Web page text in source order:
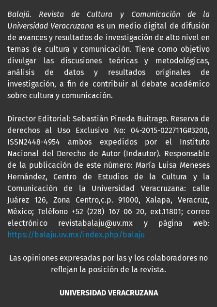
Balajú. Revista de Cultura y Comunicación de la
Universidad Veracruzana es un medio digital de difusión
de avances y resultados de investigación de alto nivel en
temas de cultura y comunicación. Tiene como objetivo
divulgar las discusiones teóricas y metodológicas,
análisis de datos y resultados originales de
investigación, a fin de contribuir al debate académico
sobre cultura y comunicación.
Director Editorial: Sebastián Pineda Buitrago. Reserva de
derechos al Uso Exclusivo No: 04-2015-022711G#3200,
ISSN2448-4954 ambos expedidos por el Instituto
Nacional del Derecho de Autor (Indautor). Responsable
de la publicación de este número: María Luisa Meneses
Hernández, Centro de Estudios de la Cultura y la
Comunicación de la Universidad Veracruzana: calle
Juárez 126, Zona Centro,c.p. 91000, Xalapa, Veracruz,
México; Teléfono +52 (228) 167 06 20, ext.11801; correo
electrónico revistabalaju@uv.mx y página web:
https://balaju.uv.mx/index.php/balaju
Las opiniones expresadas por las y los colaboradores no
reflejan la posición de la revista.
UNIVERSIDAD VERACRUZANA